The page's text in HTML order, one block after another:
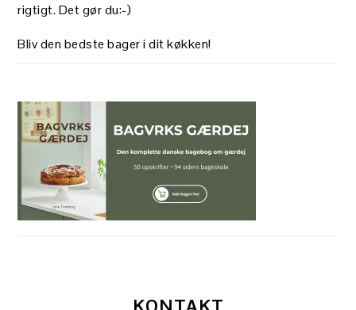
rigtigt. Det gør du:-)
Bliv den bedste bager i dit køkken!